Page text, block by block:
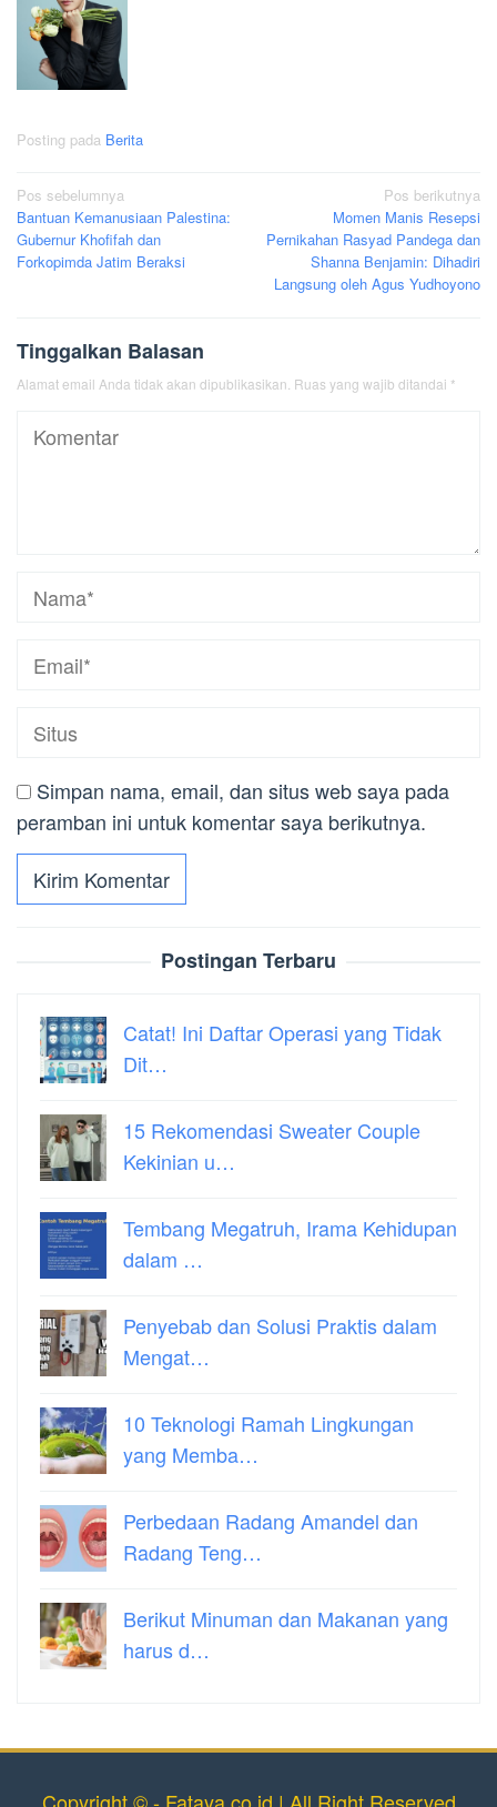
Posting pada Berita
Navigasi
pos
Pos sebelumnya
Bantuan Kemanusiaan Palestina:
Gubernur Khofifah dan
Forkopimda Jatim Beraksi
Pos berikutnya
Momen Manis Resepsi
Pernikahan Rasyad Pandega dan
Shanna Benjamin: Dihadiri
Langsung oleh Agus Yudhoyono
Tinggalkan Balasan
Alamat email Anda tidak akan dipublikasikan. Ruas yang wajib ditandai *
Simpan nama, email, dan situs web saya pada
peramban ini untuk komentar saya berikutnya.
Postingan Terbaru
Catat! Ini Daftar Operasi yang Tidak
Dit…
15 Rekomendasi Sweater Couple
Kekinian u…
Tembang Megatruh, Irama Kehidupan
dalam …
Penyebab dan Solusi Praktis dalam
Mengat…
10 Teknologi Ramah Lingkungan
yang Memba…
Perbedaan Radang Amandel dan
Radang Teng…
Berikut Minuman dan Makanan yang
harus d…